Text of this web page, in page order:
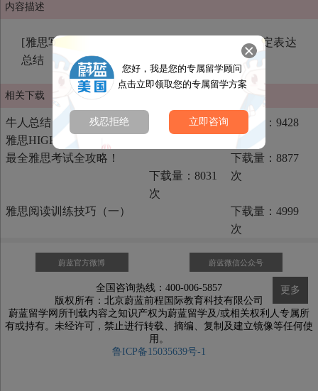
内容描述
[雅思写作] 雅思前考官写作书，按话题分类，固定表达
总结
相关下载
牛人总结【雅思7.5以上经验】63大页超详细
下载量：9428
雅思HIGH7阅读机经
下载量：8877
次
最全雅思考试全攻略！
下载量：8031
次
雅思阅读训练技巧（一）
下载量：4999
次
更多
蔚蓝官方微博 蔚蓝微信公众号
您好，我是您的专属留学顾问
点击立即领取您的专属留学方案
残忍拒绝 立即咨询
全国咨询热线：400-006-5857
版权所有：北京蔚蓝前程国际教育科技有限公司
蔚蓝留学网所刊载内容之知识产权为蔚蓝留学及/或相关权利人专属所
有或持有。未经许可，禁止进行转载、摘编、复制及建立镜像等任何使
用。
鲁ICP备15035639号-1